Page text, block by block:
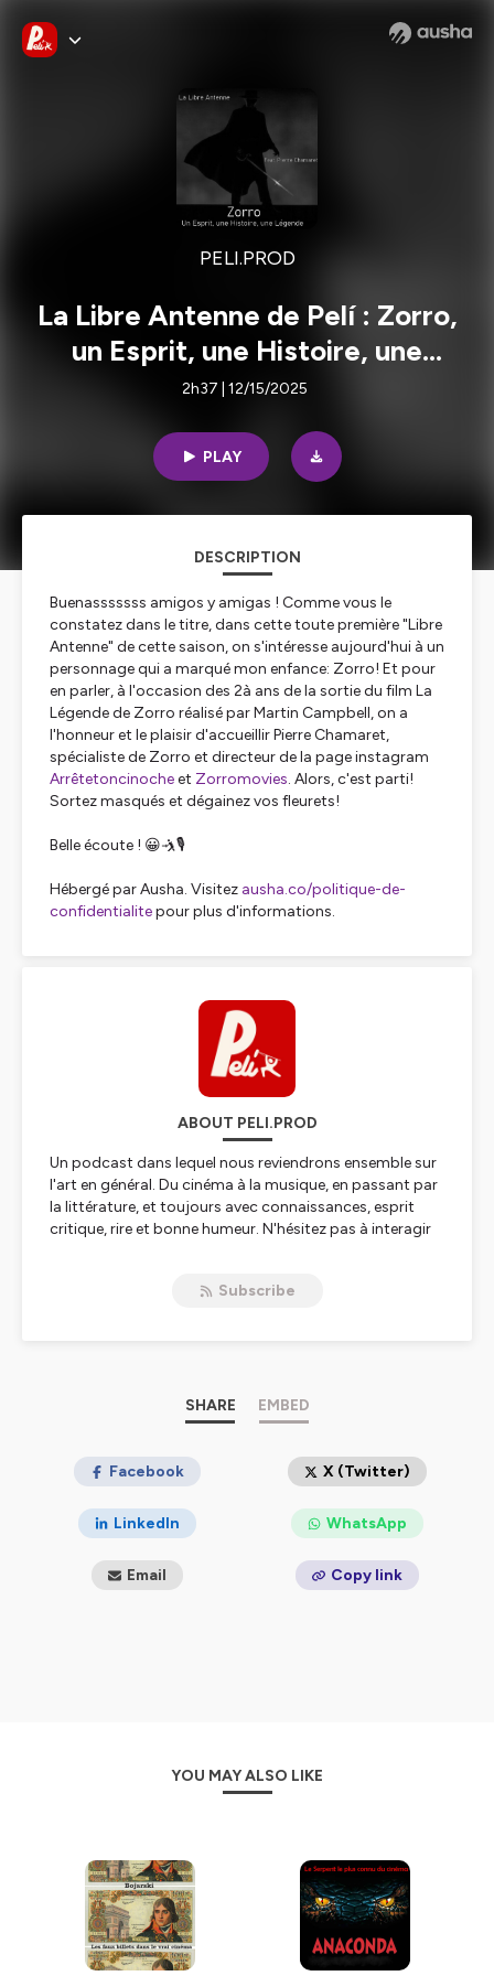
PELI.PROD
La Libre Antenne de Pelí : Zorro,
un Esprit, une Histoire, une
Légende
2h37 | 12/15/2025
PLAY
DESCRIPTION
Buenasssssss amigos y amigas ! Comme vous le
constatez dans le titre, dans cette toute première "Libre
Antenne" de cette saison, on s'intéresse aujourd'hui à un
personnage qui a marqué mon enfance: Zorro! Et pour
en parler, à l'occasion des 2à ans de la sortie du film La
Légende de Zorro réalisé par Martin Campbell, on a
l'honneur et le plaisir d'accueillir Pierre Chamaret,
spécialiste de Zorro et directeur de la page instagram
Arrêtetoncinocheet Zorromovies. Alors, c'est parti!
Sortez masqués et dégainez vos fleurets!
Belle écoute ! 😀🤺🎙️
Hébergé par Ausha. Visitez ausha.co/politique-de-
confidentialitepour plus d'informations.
ABOUT PELI.PROD
Un podcast dans lequel nous reviendrons ensemble sur
l'art en général. Du cinéma à la musique, en passant par
la littérature, et toujours avec connaissances, esprit
critique, rire et bonne humeur. N'hésitez pas à interagir
Hébergé par Ausha. Visitezausha.co/politique-de-
Subscribe
SHARE EMBED
Facebook X (Twitter)
LinkedIn WhatsApp
Email Copy link
YOU MAY ALSO LIKE